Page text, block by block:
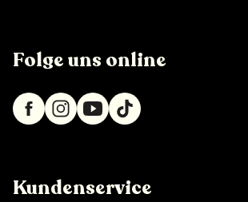
Folge uns online
Kundenservice